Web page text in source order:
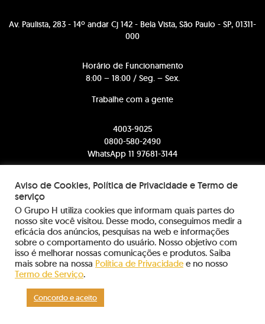
Av. Paulista, 283 - 14º andar Cj 142 - Bela Vista, São Paulo - SP, 01311-
000
comercial@somosh.com.br
Horário de Funcionamento
8:00 – 18:00 / Seg. – Sex.
Trabalhe com a gente
4003-9025
0800-580-2490
WhatsApp 11 97681-3144
sac@somosh.com.br
Informações sobre dados coletados
Aviso de Cookies, Política de Privacidade e Termo de
serviço
O Grupo H utiliza cookies que informam quais partes do
nosso site você visitou. Desse modo, conseguimos medir a
eficácia dos anúncios, pesquisas na web e informações
sobre o comportamento do usuário. Nosso objetivo com
isso é melhorar nossas comunicações e produtos. Saiba
mais sobre na nossa Política de Privacidade e no nosso
Termo de Serviço.
Concordo e aceito